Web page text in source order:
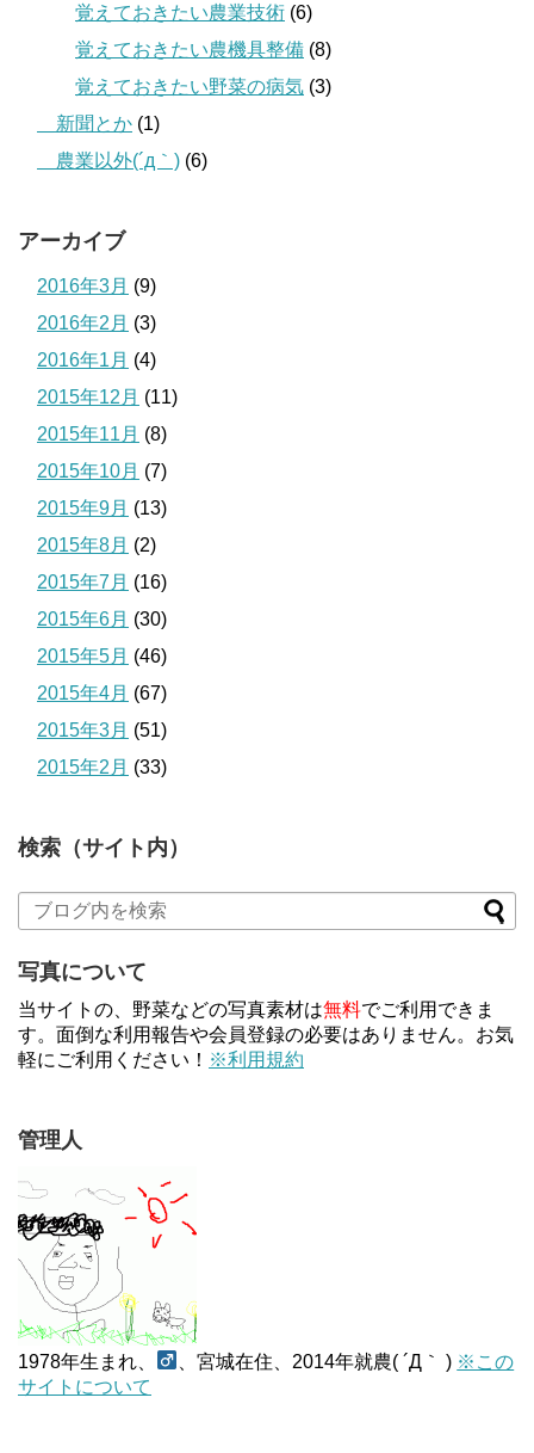
覚えておきたい農業技術 (6)
覚えておきたい農機具整備 (8)
覚えておきたい野菜の病気 (3)
＿新聞とか (1)
＿農業以外(´д｀) (6)
アーカイブ
2016年3月 (9)
2016年2月 (3)
2016年1月 (4)
2015年12月 (11)
2015年11月 (8)
2015年10月 (7)
2015年9月 (13)
2015年8月 (2)
2015年7月 (16)
2015年6月 (30)
2015年5月 (46)
2015年4月 (67)
2015年3月 (51)
2015年2月 (33)
検索（サイト内）
写真について
当サイトの、野菜などの写真素材は無料でご利用できま
す。面倒な利用報告や会員登録の必要はありません。お気
軽にご利用ください！ ※利用規約
管理人
1978年生まれ、 、宮城在住、2014年就農( ´Д｀ ) ※この
サイトについて